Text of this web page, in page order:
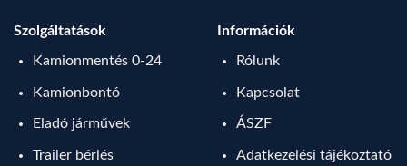
Szolgáltatások
Kamionmentés 0-24
Kamionbontó
Eladó járművek
Trailer bérlés
Információk
Rólunk
Kapcsolat
ÁSZF
Adatkezelési tájékoztató